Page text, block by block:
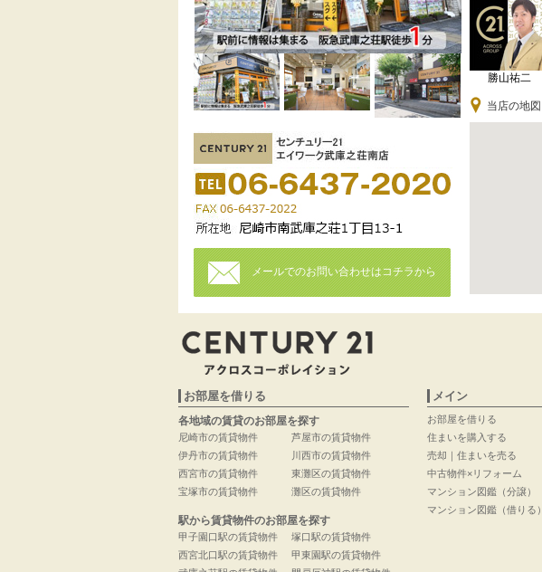
メールでのお問い合わせはコチラから
勝山祐二
当店の地図
お部屋を借りる
各地域の賃貸のお部屋を探す
尼崎市の賃貸物件
伊丹市の賃貸物件
西宮市の賃貸物件
宝塚市の賃貸物件
芦屋市の賃貸物件
川西市の賃貸物件
東灘区の賃貸物件
灘区の賃貸物件
駅から賃貸物件のお部屋を探す
甲子園口駅の賃貸物件
西宮北口駅の賃貸物件
塚口駅の賃貸物件
甲東園駅の賃貸物件
メイン
お部屋を借りる
住まいを購入する
売却｜住まいを売る
中古物件×リフォーム
マンション図鑑（分譲）
マンション図鑑（借りる）